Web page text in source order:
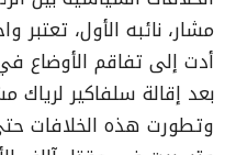
مشار، نائبه الأول،
بعد إقالة سلفاكير لرياك
وتطورت هذه الخلافات